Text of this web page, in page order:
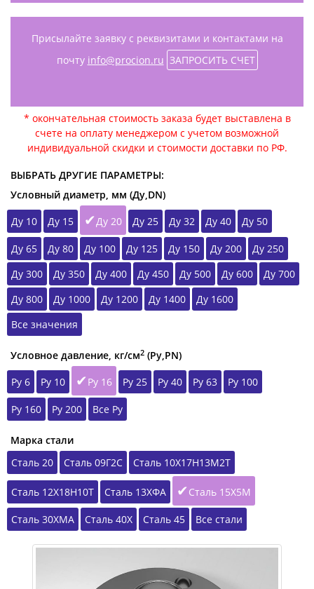
Присылайте заявку с реквизитами и контактами на
почту info@procion.ru ЗАПРОСИТЬ СЧЕТ
* окончательная стоимость заказа будет выставлена в
счете на оплату менеджером с учетом возможной
индивидуальной скидки и стоимости доставки по РФ.
ВЫБРАТЬ ДРУГИЕ ПАРАМЕТРЫ:
Условный диаметр, мм (Ду,DN)
Ду 10
Ду 15 Ду 20 Ду 25 Ду 32 Ду 40 Ду 50
Ду 65 Ду 80 Ду 100 Ду 125 Ду 150 Ду 200
Ду 250
Ду 300
Ду 350 Ду 400 Ду 450 Ду 500 Ду 600
Ду 700
Ду 800
Ду 1000 Ду 1200 Ду 1400
Ду 1600
Все значения
Условное давление, кг/см2 (Ру,РN)
Ру 6
Ру 10 Ру 16 Ру 25 Ру 40 Ру 63 Ру 100
Ру 160 Ру 200 Все Ру
Марка стали
Сталь 20
Сталь 09Г2С Сталь 10Х17Н13М2Т
Сталь 12Х18Н10Т Сталь 13ХФА Сталь 15Х5М
Сталь 30ХМА Сталь 40Х Сталь 45 Все стали